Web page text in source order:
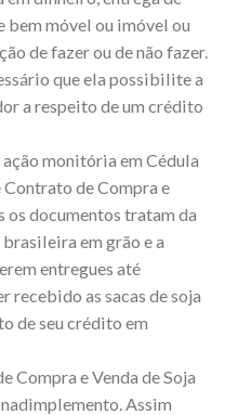
bem móvel ou imóvel ou
de fazer ou de não fazer.
que ela possibilite a
a respeito de um crédito
monitória em Cédula
de Compra e
os documentos tratam da
em grão e a
entregues até
recebido as sacas de soja
de seu crédito em
Compra e Venda de Soja
Assim